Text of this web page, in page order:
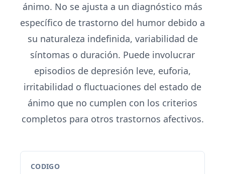
ánimo. No se ajusta a un diagnóstico más
específico de trastorno del humor debido a
su naturaleza indefinida, variabilidad de
síntomas o duración. Puede involucrar
episodios de depresión leve, euforia,
irritabilidad o fluctuaciones del estado de
ánimo que no cumplen con los criterios
completos para otros trastornos afectivos.
CODIGO